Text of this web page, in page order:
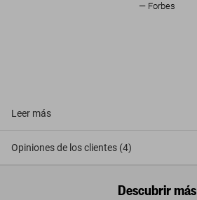
Forbes
Leer más
Opiniones de los clientes (4)
Descubrir más